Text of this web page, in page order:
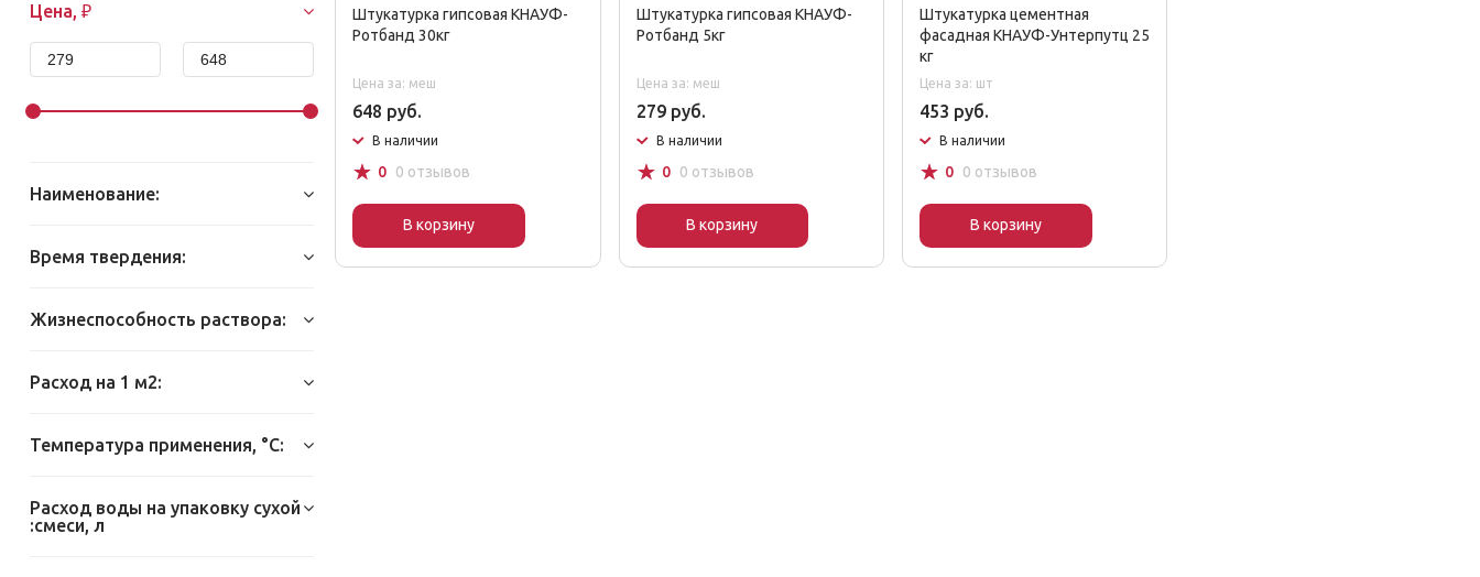
Цена, ₽
Наименование:
Время твердения:
Жизнеспособность раствора:
Расход на 1 м2:
Температура применения, °С:
Расход воды на упаковку сухой
:смеси, л
Штукатурка гипсовая КНАУФ-
Ротбанд 30кг
Цена за: меш
648 руб.
В наличии
☆ 0 0 отзывов
В корзину
Штукатурка гипсовая КНАУФ-
Ротбанд 5кг
Цена за: меш
279 руб.
В наличии
☆ 0 0 отзывов
В корзину
Штукатурка цементная
фасадная КНАУФ-Унтерпутц 25
кг
Цена за: шт
453 руб.
В наличии
☆ 0 0 отзывов
В корзину